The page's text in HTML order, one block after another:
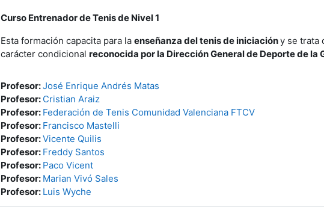
Curso Entrenador de Tenis de Nivel 1
Esta formación capacita para la enseñanza del tenis de iniciacióny se trata
carácter condicional reconocida por la Dirección General de Deporte de la
Profesor:José Enrique Andrés Matas
Profesor: Cristian Araiz
Profesor: Federación de Tenis Comunidad Valenciana FTCV
Profesor: Francisco Mastelli
Profesor:Vicente Quilis
Profesor: Freddy Santos
Profesor: Paco Vicent
Profesor: Marian Vivó Sales
Profesor: Luis Wyche